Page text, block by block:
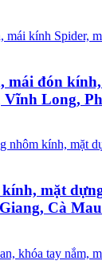
mái đón
Long,
mặt
Cà Mau